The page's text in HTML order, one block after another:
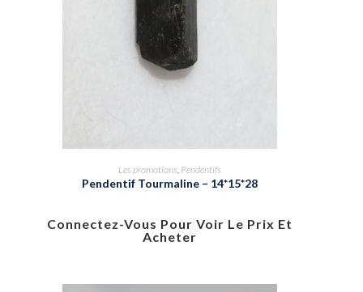
Les promotions, Pendentifs
Pendentif Tourmaline – 14*15*28
Connectez-Vous Pour Voir Le Prix Et
Acheter